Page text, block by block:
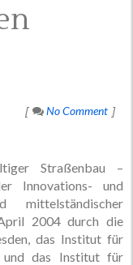
No Comment
Straßenbau –
Innovations- und
mittelständischer
2004 durch die
das Institut für
und das Institut für